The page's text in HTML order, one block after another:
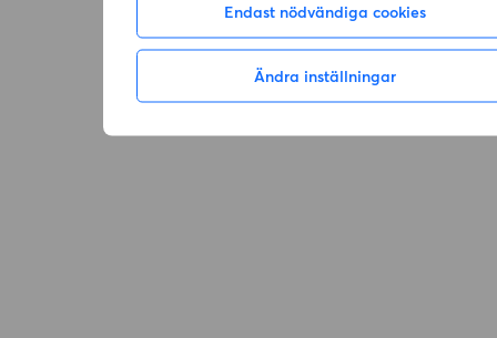
Endast nödvändiga cookies
Ändra inställningar